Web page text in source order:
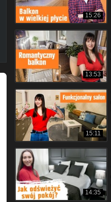
15:26
13:53
15:11
14:35